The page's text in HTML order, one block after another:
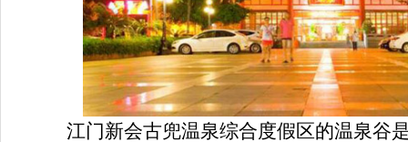
江门新会古兜温泉综合度假区的温泉谷